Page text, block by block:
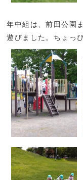
年中組は、前田公園
遊びました。ちょっ